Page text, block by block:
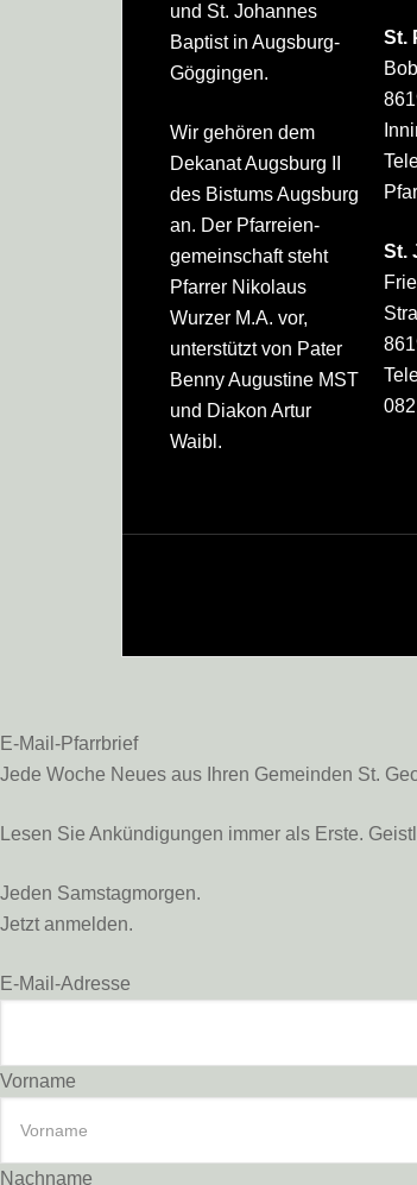
und St. Johannes
Baptist in Augsburg-
Göggingen.
Wir gehören dem
Dekanat Augsburg II
des Bistums Augsburg
an. Der Pfarreien­
gemeinschaft steht
Pfarrer Nikolaus
Wurzer M.A. vor,
unterstützt von Pater
Benny Augustine MST
und Diakon Artur
Waibl.
St.
St.
E-Mail-Pfarrbrief
Jede Woche Neues aus Ihren Gemeinden St.
Lesen Sie Ankündigungen immer als Erste.
Jeden Samstagmorgen.
Jetzt anmelden.
E-Mail-Adresse
Vorname
Nachname